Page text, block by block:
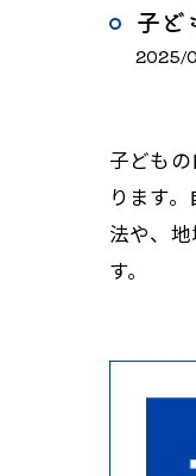
子ど
2025/
子ども
ります
法や、
す。